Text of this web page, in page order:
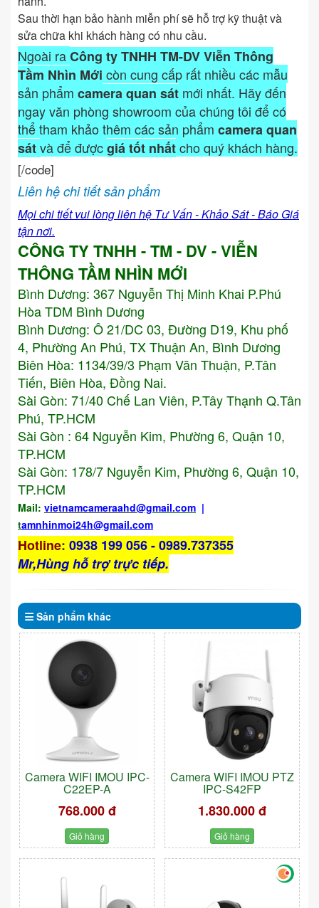
Sau thời hạn bảo hành miễn phí sẽ hỗ trợ kỹ thuật và
sửa chữa khi khách hàng có nhu cầu.
Ngoài raCông ty TNHH TM-DV Viễn Thông
Tầm Nhìn Mới còn cung cấp rất nhiều các mẫu
sản phẩm camera quan sát mới nhất. Hãy đến
ngay văn phòng showroom của chúng tôi để có
thể tham khảo thêm các sản phẩm camera quan
sátvà để đượcgiá tốt nhấtcho quý khách hàng.
[/code]
Liên hệ chi tiết sản phẩm
Mọi chi tiết vui lòng liên hệ Tư Vấn - Khảo Sát - Báo Giá
tận nơi.
CÔNG TY TNHH - TM - DV - VIỄN
THÔNG TẦM NHÌN MỚI
Bình Dương: 367 Nguyễn Thị Minh Khai P.Phú
Hòa TDM Bình Dương
Bình Dương: Ô 21/DC 03, Đường D19, Khu phố
4, Phường An Phú, TX Thuận An, Bình Dương
Biên Hòa: 1134/39/3 Phạm Văn Thuận, P.Tân
Tiến, Biên Hòa, Đồng Nai.
Sài Gòn: 71/40 Chế Lan Viên, P.Tây Thạnh Q.Tân
Phú, TP.HCM
Sài Gòn : 64 Nguyễn Kim, Phường 6, Quận 10,
TP.HCM
Sài Gòn: 178/7 Nguyễn Kim, Phường 6, Quận 10,
TP.HCM
Mail: vietnamcameraahd@gmail.com |
tamnhinmoi24h@gmail.com
Hotline: 0938 199 056 - 0989.737355
Mr,Hùng hỗ trợ trực tiếp.
Sản phẩm khác
Camera WIFI IMOU IPC-
C22EP-A
768.000 đ
Giỏ hàng
Camera WIFI IMOU PTZ
IPC-S42FP
1.830.000 đ
Giỏ hàng